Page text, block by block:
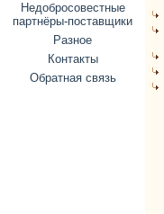
Недобросовестные
партнёры-поставщики
Разное
Контакты
Обратная связь